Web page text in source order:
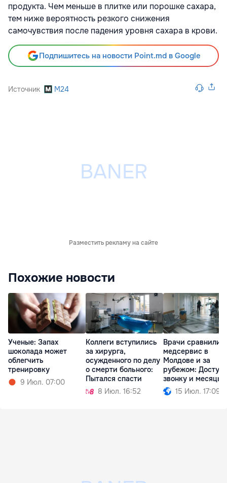
продукта. Чем меньше в плитке или порошке сахара,
тем ниже вероятность резкого снижения
самочувствия после падения уровня сахара в крови.
Подпишитесь на новости Point.md в Google
Источник M24
Разместить рекламу на сайте
Похожие новости
Ученые: Запах
шоколада может
облегчить
тренировку
9 Июл. 07:00
Коллеги вступились
за хирурга,
осужденного по делу
о смерти больного:
Пытался спасти
8 Июл. 16:52
Врачи сравнили
медсервис в
Молдове и за
рубежом: Доступ
звонку и месяцы
ожидания
15 Июл. 17:09